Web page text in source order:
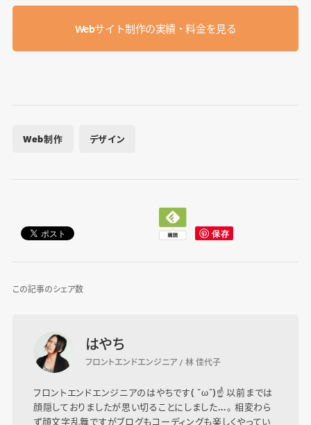
Webサイト制作の実績・料金を見る
Web制作 デザイン
この記事のシェア数
はやち
フロントエンドエンジニア / 林 佳代子
フロントエンドエンジニアのはやちです( ˘ω˘)☝ 以前までは
顔隠しておりましたが思い切ることにしました…。 相変わら
ず顔文字乱舞ですがブログもコーディングも楽しくやってい